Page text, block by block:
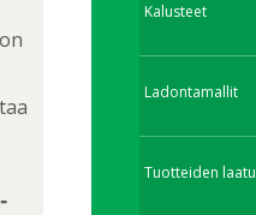
Kalusteet
Ladontamallit
Tuotteiden laatu